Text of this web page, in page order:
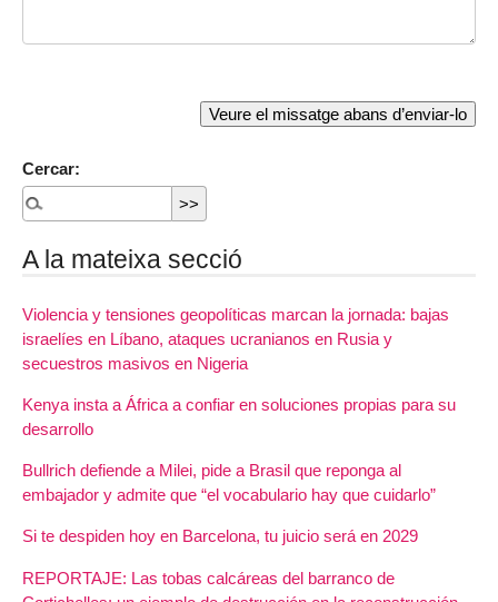
Cercar:
A la mateixa secció
Violencia y tensiones geopolíticas marcan la jornada: bajas
israelíes en Líbano, ataques ucranianos en Rusia y
secuestros masivos en Nigeria
Kenya insta a África a confiar en soluciones propias para su
desarrollo
Bullrich defiende a Milei, pide a Brasil que reponga al
embajador y admite que “el vocabulario hay que cuidarlo”
Si te despiden hoy en Barcelona, tu juicio será en 2029
REPORTAJE: Las tobas calcáreas del barranco de